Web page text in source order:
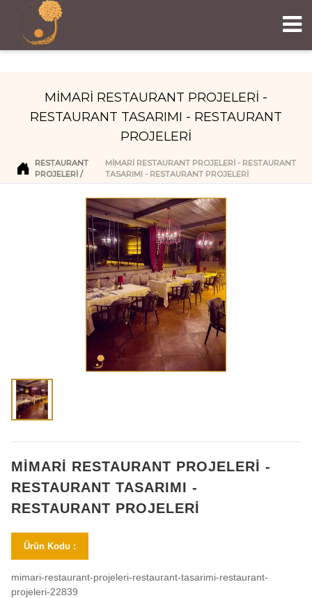
MİMARİ RESTAURANT PROJELERİ -
RESTAURANT TASARIMI - RESTAURANT
PROJELERİ
RESTAURANT
PROJELERI
MİMARİ RESTAURANT PROJELERİ - RESTAURANT
TASARIMI - RESTAURANT PROJELERİ
MİMARİ RESTAURANT PROJELERİ -
RESTAURANT TASARIMI -
RESTAURANT PROJELERİ
Ürün Kodu :
mimari-restaurant-projeleri-restaurant-tasarimi-restaurant-
projeleri-22839